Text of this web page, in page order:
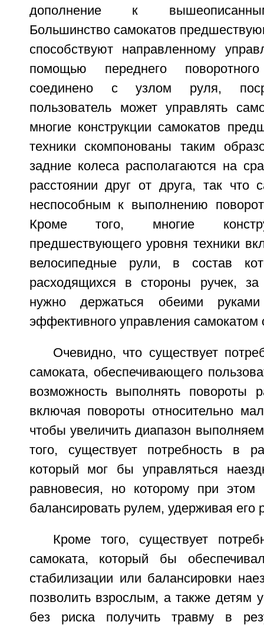
дополнение к
Большинство самокатов
способствуют направленному
помощью переднего
соединено с узлом руля,
пользователь может управлять
многие конструкции самокатов
техники скомпонованы таким
задние колеса располагаются на
расстоянии друг от друга, так что
неспособным к выполнению
Кроме того, многие
предшествующего уровня техники
велосипедные рули, в состав
расходящихся в стороны ручек, за
нужно держаться обеими
эффективного управления
Очевидно, что существует
самоката, обеспечивающего
возможность выполнять повороты
включая повороты относительно
чтобы увеличить диапазон
того, существует потребность в
который мог бы управляться
равновесия, но которому при
балансировать рулем, удерживая его
Кроме того, существует
самоката, который бы
стабилизации или балансировки
позволить взрослым, а также детям
без риска получить травму в